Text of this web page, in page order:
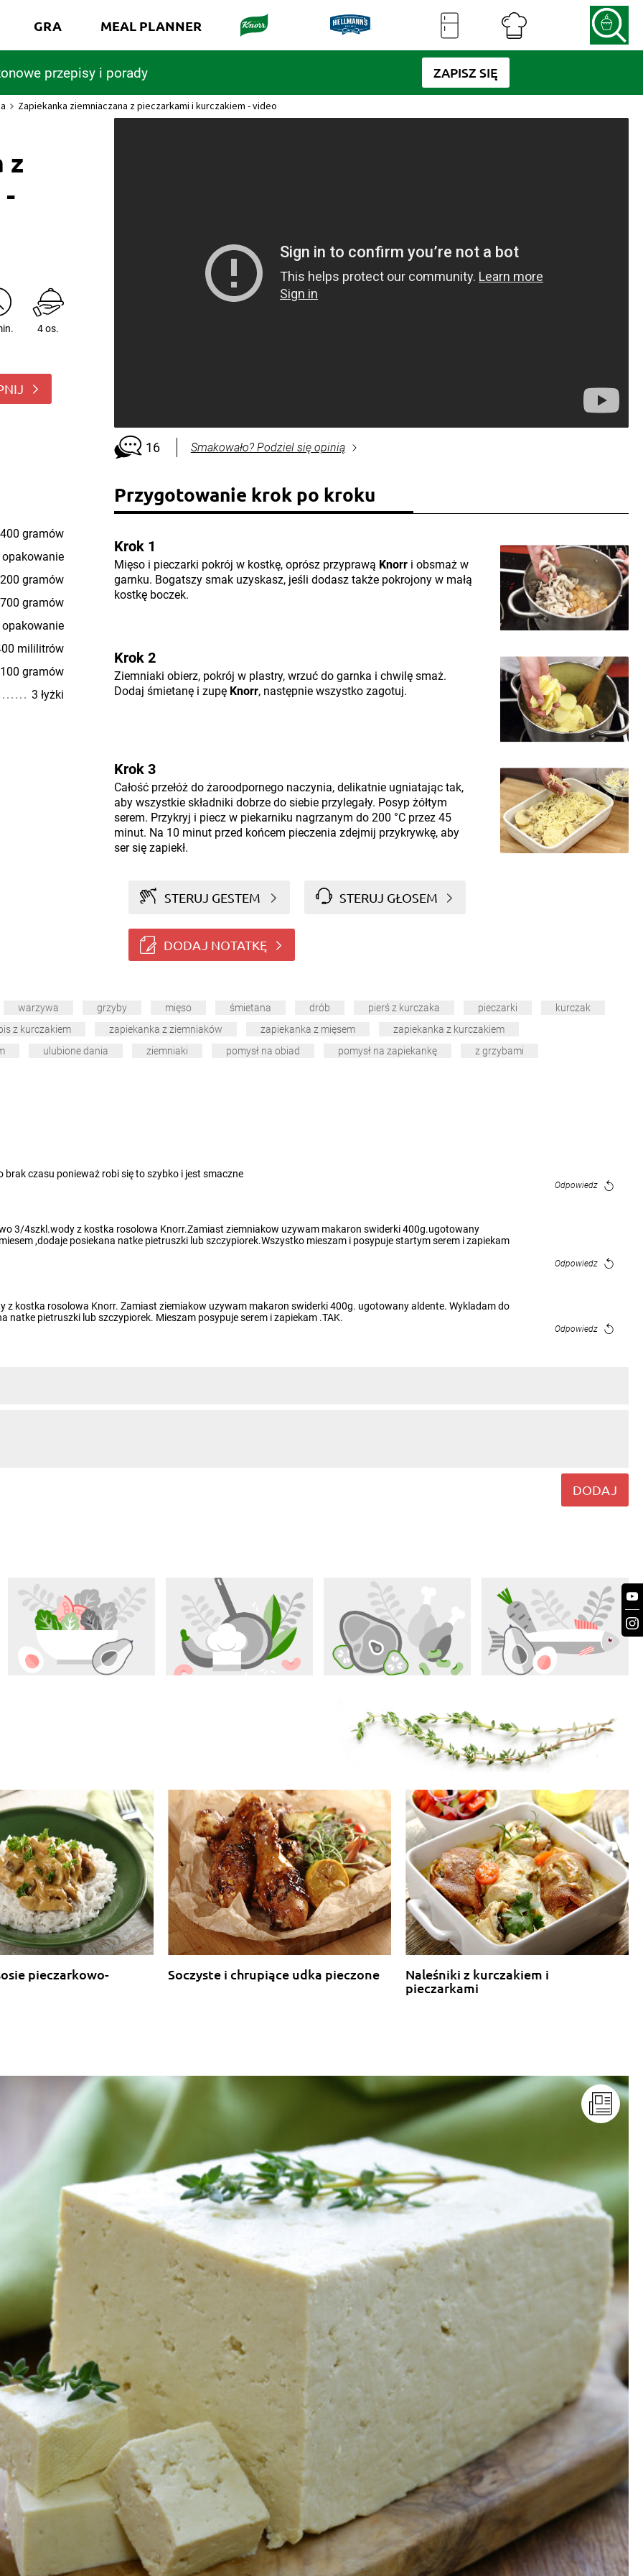
przepisy i porady ZAPISZ SIĘ
GRA MEAL PLANNER
Zapiekanka ziemniaczana z pieczarkami i kurczakiem - video
z
-
4 os.
16 Smakowało? Podziel się opinią
400 gramów
opakowanie
200 gramów
700 gramów
opakowanie
mililitrów
100 gramów
3 łyżki
Przygotowanie krok po kroku
Krok 1
Mięso i pieczarki pokrój w kostkę, oprósz przyprawą Knorri obsmaż w
garnku. Bogatszy smak uzyskasz, jeśli dodasz także pokrojony w małą
kostkę boczek.
Krok 2
Ziemniaki obierz, pokrój w plastry, wrzuć do garnka i chwilę smaż.
Dodaj śmietanę i zupę Knorr, następnie wszystko zagotuj.
Krok 3
Całość przełóż do żaroodpornego naczynia, delikatnie ugniatając tak,
aby wszystkie składniki dobrze do siebie przylegały. Posyp żółtym
serem. Przykryj i piecz w piekarniku nagrzanym do 200 °C przez 45
minut. Na 10 minut przed końcem pieczenia zdejmij przykrywkę, aby
ser się zapiekł.
STERUJ GESTEM STERUJ GŁOSEM
DODAJ NOTATKĘ
warzywa grzyby mięso śmietana drób pierś z kurczaka pieczarki
kurczak
z kurczakiem zapiekanka z ziemniaków zapiekanka z mięsem
zapiekanka z kurczakiem
ulubione dania ziemniaki pomysł na obiad pomysł na zapiekankę z grzybami
brak czasu ponieważ robi się to szybko i jest smaczne
Odpowiedz
3/4szkl.wody z kostka rosolowa Knorr.Zamiast ziemniakow uzywam makaron swiderki 400g.ugotowany
,dodaje posiekana natke pietruszki lub szczypiorek.Wszystko mieszam i posypuje startym serem i zapiekam
Odpowiedz
z kostka rosolowa Knorr. Zamiast ziemiakow uzywam makaron swiderki 400g. ugotowany aldente. Wykladam do
natke pietruszki lub szczypiorek. Mieszam posypuje serem i zapiekam .TAK.
Odpowiedz
dobre, dodajcie boczku będzie super
Odpowiedz
Odpowiedz
Odpowiedz
na opakowaniu
GOTOWANIA , ALE W PIEKARNIKU 60 MIN. NA 200 STOPNI.PYCHOTA . PRZEPIS JEST JUŻ MÓJ ♥ ♥ ♥
Odpowiedz
twardawe są tak to super
Odpowiedz
chwilkę gotuje ... wychodzi super
Odpowiedz
DODAJ
pieczarkowo-
Soczyste i chrupiące udka pieczone
Naleśniki z kurczakiem i
pieczarkami